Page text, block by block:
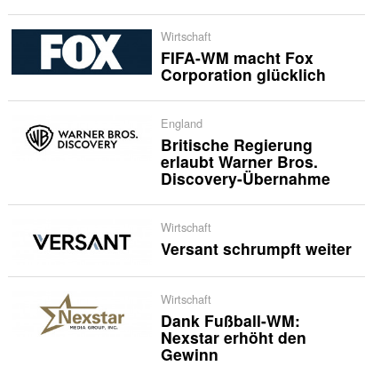
Wirtschaft
FIFA-WM macht Fox
Corporation glücklich
England
Britische Regierung
erlaubt Warner Bros.
Discovery-Übernahme
Wirtschaft
Versant schrumpft weiter
Wirtschaft
Dank Fußball-WM:
Nexstar erhöht den
Gewinn